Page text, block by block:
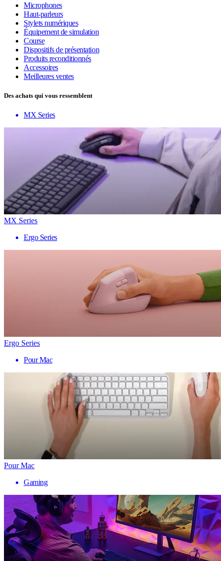
Microphones
Haut-parleurs
Stylets numériques
Équipement de simulation
Course
Dispositifs de présentation
Produits reconditionnés
Accessoires
Meilleures ventes
Des achats qui vous ressemblent
MX Series
MX Series
Ergo Series
Ergo Series
Pour Mac
Pour Mac
Gaming